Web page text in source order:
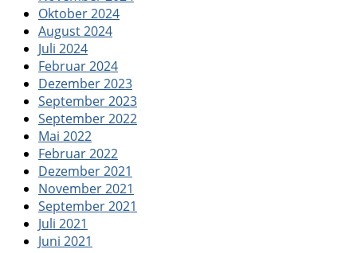
Oktober 2024
August 2024
Juli 2024
Februar 2024
Dezember 2023
September 2023
September 2022
Mai 2022
Februar 2022
Dezember 2021
November 2021
September 2021
Juli 2021
Juni 2021